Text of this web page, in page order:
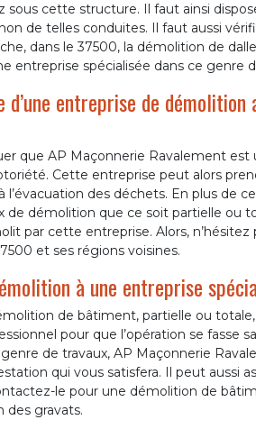
sous cette structure. Il faut ainsi
de telles conduites. Il faut aussi
dans le 37500, la démolition de
entreprise spécialisée dans ce genre
d’une entreprise de
que AP Maçonnerie Ravalement
Cette entreprise peut alors
l’évacuation des déchets. En plus de
de démolition que ce soit partielle ou
par cette entreprise. Alors, n’hésitez
et ses régions voisines.
à une entreprise
de bâtiment, partielle ou
pour que l’opération se fasse
de travaux, AP Maçonnerie
qui vous satisfera. Il peut aussi
le pour une démolition de
des gravats.